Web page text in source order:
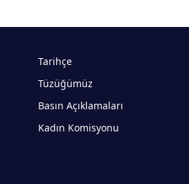
Tarihçe
Tüzüğümüz
Basın Açıklamaları
Kadın Komisyonu